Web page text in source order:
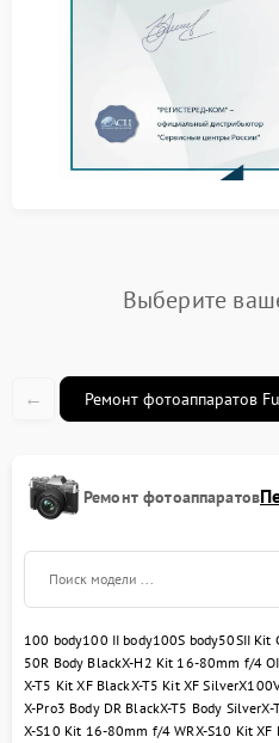
прозрачность условий
Квалифицированные
Официальные запчасти
оборудование
Гарантия на все
Доступные сроки и
Ремонт начинается с
после которой
компонентов, а также
восстановление.
эксплуатации.
Наш сервисный центр
[replace(phone]].
профессионального и
гарантируем качество и
каждому клиенту.
Выберите
← Ремонт фотоаппаратов
Ремонт фотоаппаратов
100 body100 II body100S body50SII Kit
50R Body BlackX-H2 Kit 16-80mm f/4
X-T5 Kit XF BlackX-T5 Kit XF Silver
X-Pro3 Body DR BlackX-T5 Body SilverX-
X-S10 Kit 16-80mm f/4 WRX-S10 Kit XF